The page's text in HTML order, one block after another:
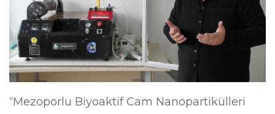
“Mezoporlu Biyoaktif Cam Nanopartikülleri